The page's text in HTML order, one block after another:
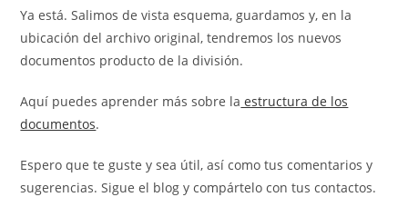
Ya está. Salimos de vista esquema, guardamos y, en la
ubicación del archivo original, tendremos los nuevos
documentos producto de la división.
Aquí puedes aprender más sobre la estructura de los
documentos.
Espero que te guste y sea útil, así como tus comentarios y
sugerencias. Sigue el blog y compártelo con tus contactos.